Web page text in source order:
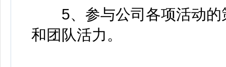
5、参与公司各项活动的
和团队活力。